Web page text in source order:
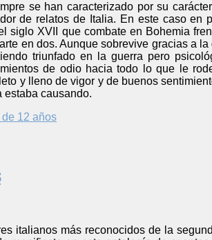
se han caracterizado por su
de relatos de Italia. En este caso en
siglo XVII que combate en Bohemia
en dos. Aunque sobrevive gracias a
triunfado en la guerra pero
de odio hacia todo lo que le
y lleno de vigor y de buenos
estaba causando.
12 años
italianos más reconocidos de la